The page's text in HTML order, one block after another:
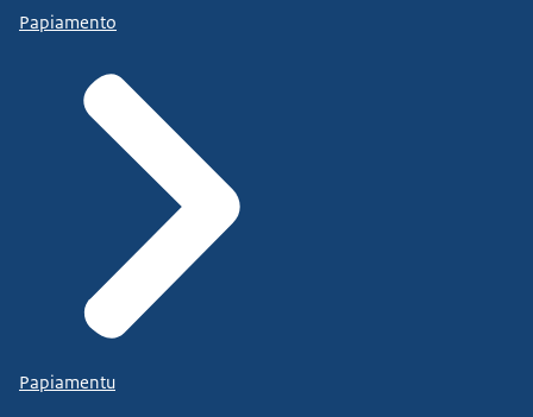
Papiamento
Papiamentu